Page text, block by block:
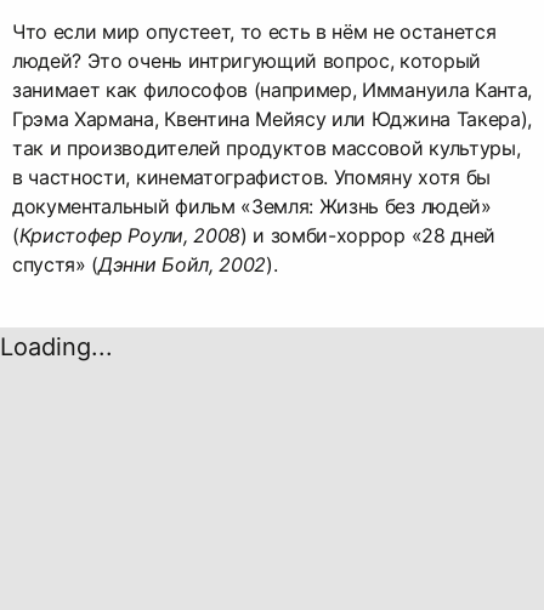
Что если мир опустеет, то есть в нём не останется
людей? Это очень интригующий вопрос, который
занимает как философов (например, Иммануила Канта,
Грэма Хармана, Квентина Мейясу или Юджина Такера),
так и производителей продуктов массовой культуры,
в частности, кинематографистов. Упомяну хотя бы
документальный фильм «Земля: Жизнь без людей»
(Кристофер Роули, 2008) и зомби-хоррор «28 дней
спустя» (Дэнни Бойл, 2002).
Loading...